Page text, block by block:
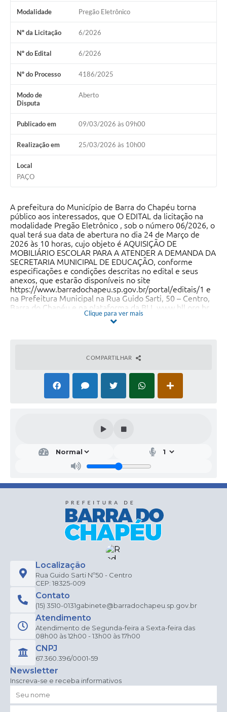
Modalidade Pregão Eletrônico
Nº da Licitação 6/2026
Nº do Edital 6/2026
Nº do Processo 4186/2025
Modo de
Disputa
Aberto
Publicado em 09/03/2026 às 09h00
Realização em 25/03/2026 às 10h00
Local
PAÇO
A prefeitura do Município de Barra do Chapéu torna
público aos interessados, que O EDITAL da licitação na
modalidade Pregão Eletrônico , sob o número 06/2026, o
qual terá sua data de abertura no dia 24 de Março de
2026 às 10 horas, cujo objeto é AQUISIÇÃO DE
MOBILIÁRIO ESCOLAR PARA A ATENDER A DEMANDA DA
SECRETARIA MUNICIPAL DE EDUCAÇÃO, conforme
especificações e condições descritas no edital e seus
anexos, que estarão disponíveis no site
https://www.barradochapeu.sp.gov.br/portal/editais/1 e
na Prefeitura Municipal na Rua Guido Sarti, 50 – Centro,
Barra do Chapéu e na plataforma da BLL www.bll.org.br
IVANIL NORBERTO PEREIRA NOLASCO – Prefeito.
Clique para ver mais
COMPARTILHAR
Localização
Rua Guido Sarti Nº50 - Centro
CEP: 18325-009
Contato
(15) 3510-0131gabinete@barradochapeu.sp.gov.br
Atendimento
Atendimento de Segunda-feira a Sexta-feira das
08h00 às 12h00 - 13h00 às 17h00
CNPJ
67.360.396/0001-59
Newsletter
Inscreva-se e receba informativos